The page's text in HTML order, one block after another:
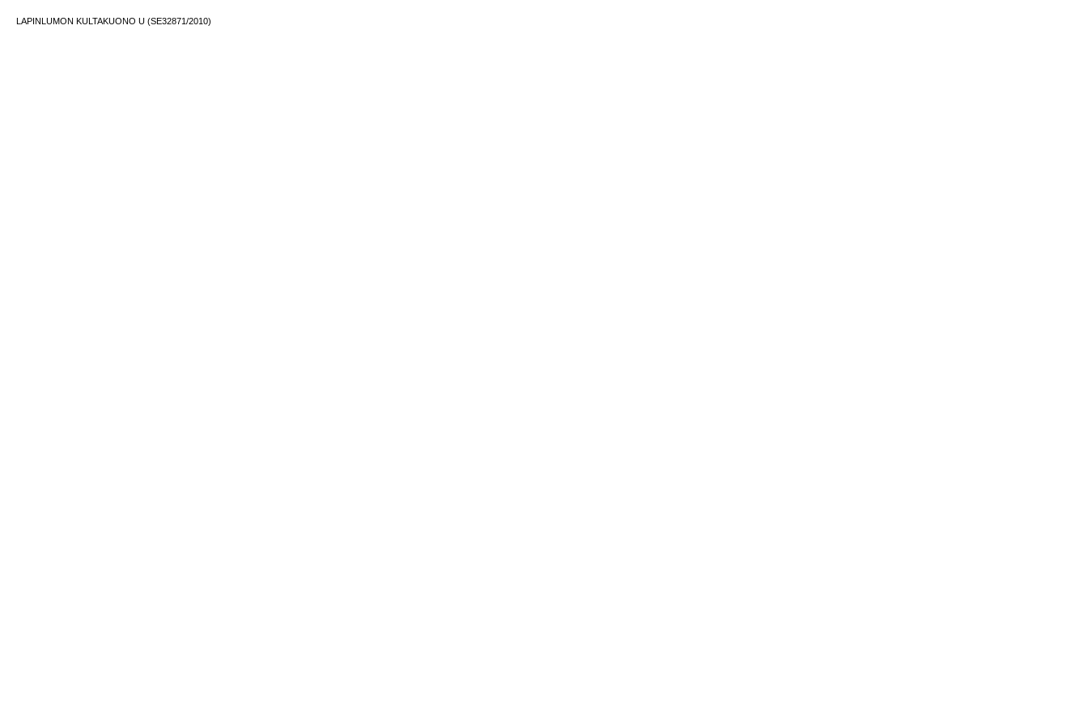
LAPINLUMON KULTAKUONO U (SE32871/2010)